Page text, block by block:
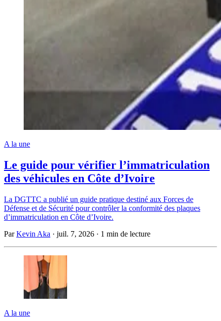
A la une
Le guide pour vérifier l’immatriculation
des véhicules en Côte d’Ivoire
La DGTTC a publié un guide pratique destiné aux Forces de
Défense et de Sécurité pour contrôler la conformité des plaques
d’immatriculation en Côte d’Ivoire.
ParKevin Aka · juil. 7, 2026 · 1 min de lecture
A la une